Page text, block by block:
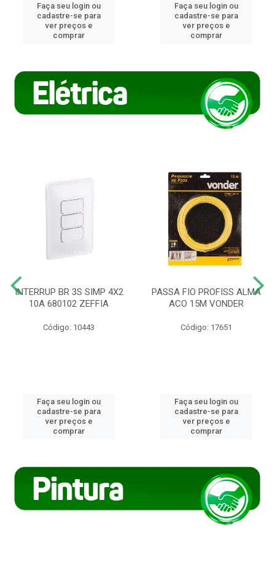
Faça seu login ou
cadastre-se para
ver preços e
comprar
Faça seu login ou
cadastre-se para
ver preços e
comprar
INTERRUP BR 3S SIMP 4X2
10A 680102 ZEFFIA
Código: 10443
Faça seu login ou
cadastre-se para
ver preços e
comprar
PASSA FIO PROFISS ALMA
ACO 15M VONDER
Código: 17651
Faça seu login ou
cadastre-se para
ver preços e
comprar